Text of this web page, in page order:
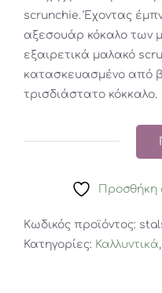
scrunchie. Έχοντας
αξεσουάρ κόκαλο των
εξαιρετικά μαλακό
κατασκευασμένο από
τρισδιάστατο κόκκαλο.
HAIR
ποσότητα
Προσθήκη
Κωδικός προϊόντος:
Κατηγορίες: Καλλυντικά,